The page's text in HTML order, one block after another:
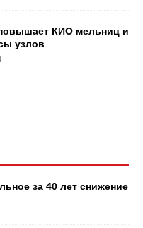
КИО мельниц и
узлов
за 40 лет снижение